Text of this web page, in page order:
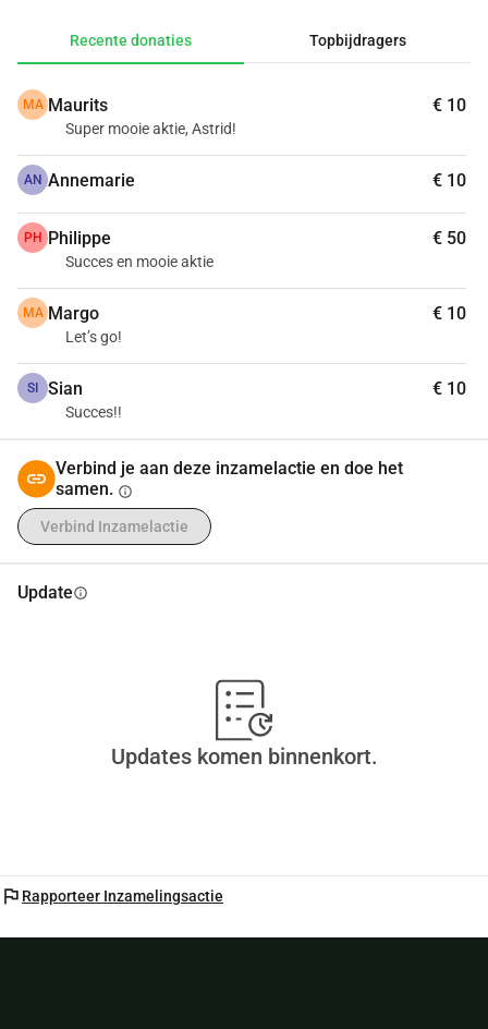
Recente donaties Topbijdragers
MA Maurits € 10
Super mooie aktie, Astrid!
AN Annemarie € 10
PH Philippe € 50
Succes en mooie aktie
MA Margo € 10
Let’s go!
SI Sian € 10
Succes!!
Verbind je aan deze inzamelactie en doe het
samen. info
Verbind Inzamelactie
Updateinfo
Updates komen binnenkort.
flag Rapporteer Inzamelingsactie